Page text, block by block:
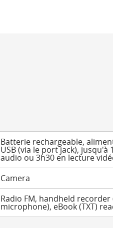
Batterie rechargeable,
USB (via le port jack), jusqu'à
audio ou 3h30 en lecture
Camera
Radio FM, handheld
microphone), eBook (TXT)